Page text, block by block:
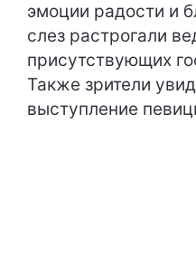
эмоции радости и
слез растрогали
присутствующих
Также зрители
выступление